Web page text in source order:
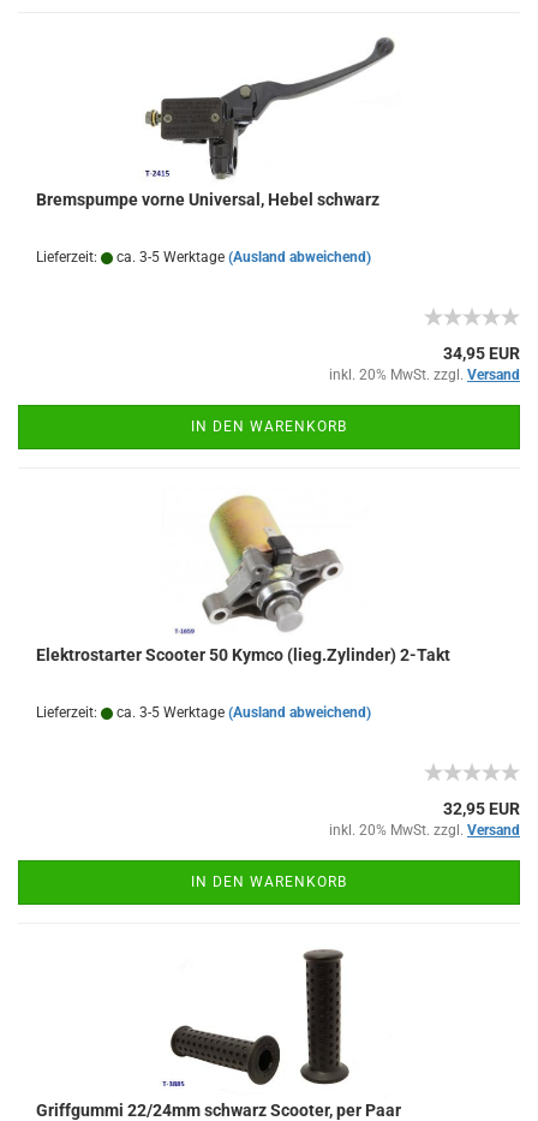
Bremspumpe vorne Universal, Hebel schwarz
Lieferzeit: ca. 3-5 Werktage (Ausland abweichend)
34,95 EUR
inkl. 20% MwSt. zzgl. Versand
IN DEN WARENKORB
Elektrostarter Scooter 50 Kymco (lieg.Zylinder) 2-Takt
Lieferzeit: ca. 3-5 Werktage (Ausland abweichend)
32,95 EUR
inkl. 20% MwSt. zzgl. Versand
IN DEN WARENKORB
Griffgummi 22/24mm schwarz Scooter, per Paar